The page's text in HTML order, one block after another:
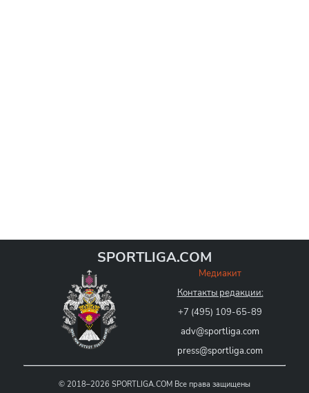
SPORTLIGA.COM
Медиакит
Контакты редакции:
+7 (495) 109-65-89
adv@sportliga.com
press@sportliga.com
© 2018–2026 SPORTLIGA.COM Все права защищены